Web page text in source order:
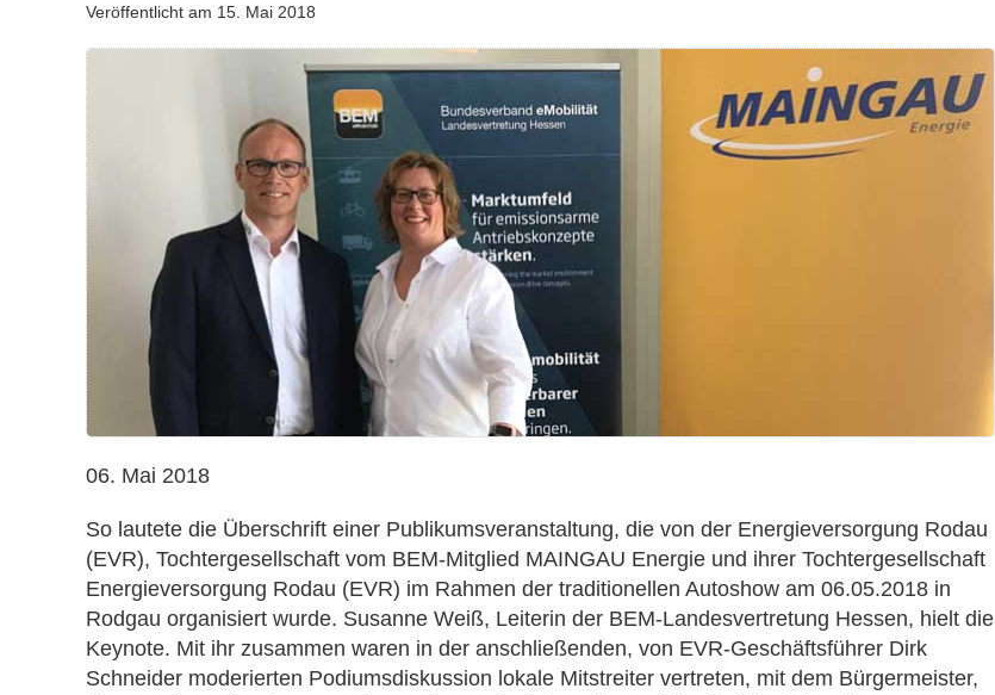
Veröffentlicht am 15. Mai 2018
Passt
ein
Elektroauto
in
meinen
Alltag?
06. Mai 2018
So lautete die Überschrift einer Publikumsveranstaltung, die von der Energieversorgung Rodau
(EVR), Tochtergesellschaft vom BEM-Mitglied MAINGAU Energie und ihrer Tochtergesellschaft
Energieversorgung Rodau (EVR) im Rahmen der traditionellen Autoshow am 06.05.2018 in
Rodgau organisiert wurde. Susanne Weiß, Leiterin der BEM-Landesvertretung Hessen, hielt die
Keynote. Mit ihr zusammen waren in der anschließenden, von EVR-Geschäftsführer Dirk
Schneider moderierten Podiumsdiskussion lokale Mitstreiter vertreten, mit dem Bürgermeister,